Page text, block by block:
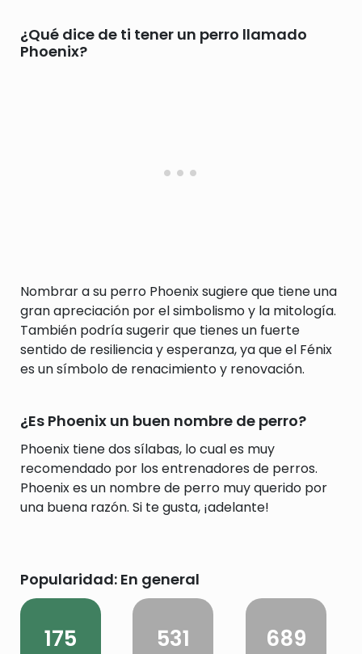
¿Qué dice de ti tener un perro llamado
Phoenix?
Nombrar a su perro Phoenix sugiere que tiene una
gran apreciación por el simbolismo y la mitología.
También podría sugerir que tienes un fuerte
sentido de resiliencia y esperanza, ya que el Fénix
es un símbolo de renacimiento y renovación.
¿Es Phoenix un buen nombre de perro?
Phoenix tiene dos sílabas, lo cual es muy
recomendado por los entrenadores de perros.
Phoenix es un nombre de perro muy querido por
una buena razón. Si te gusta, ¡adelante!
Popularidad: En general
175 531 689